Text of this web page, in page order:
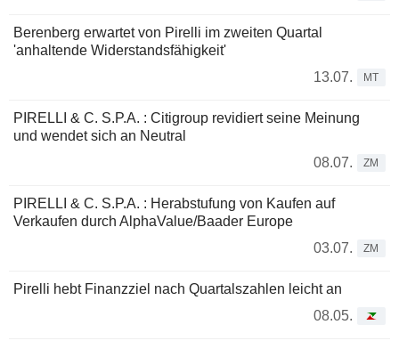
Berenberg erwartet von Pirelli im zweiten Quartal
'anhaltende Widerstandsfähigkeit'
13.07.
MT
PIRELLI & C. S.P.A. : Citigroup revidiert seine Meinung
und wendet sich an Neutral
08.07.
ZM
PIRELLI & C. S.P.A. : Herabstufung von Kaufen auf
Verkaufen durch AlphaValue/Baader Europe
03.07.
ZM
Pirelli hebt Finanzziel nach Quartalszahlen leicht an
08.05.